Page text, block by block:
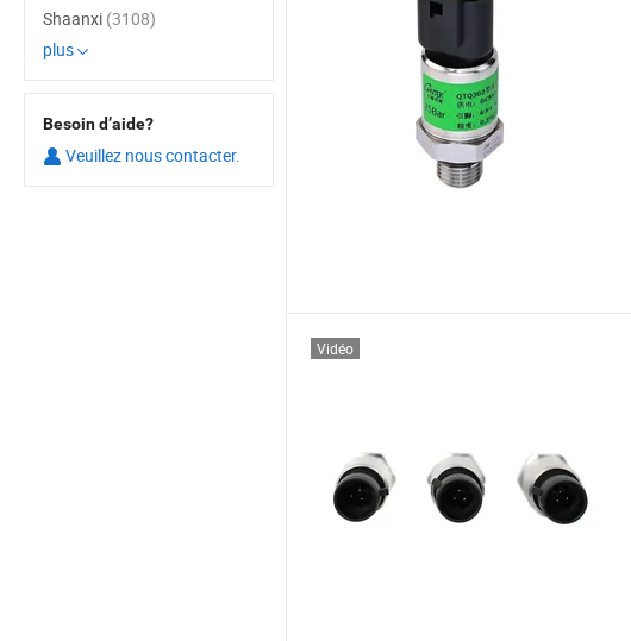
Vidéo
Shaanxi (3108)
plus
Besoin d’aide?
Veuillez nous contacter.